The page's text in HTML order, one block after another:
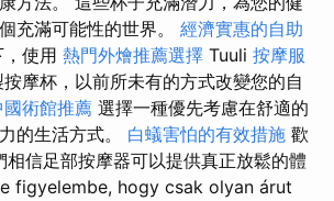
充滿可能性的世界。 經濟實惠的自助
使用 熱門外燴推薦選擇 Tuuli 按摩服
摩杯，以前所未有的方式改變您的自
國術館推薦 選擇一種優先考慮在舒適的
的生活方式。 白蟻害怕的有效措施 歡
信足部按摩器可以提供真正放鬆的體
figyelembe, hogy csak olyan árut